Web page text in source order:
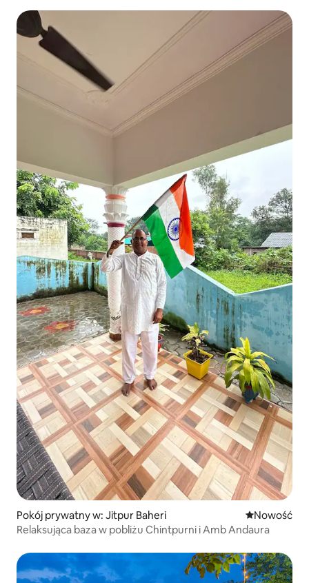
Pokój prywatny w: Jitpur Baheri Nowe
Nowość
Relaksująca baza w pobliżu Chintpurni i Amb Andaura